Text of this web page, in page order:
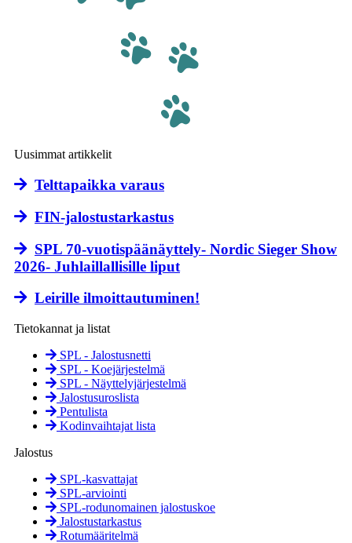
Uusimmat artikkelit
Telttapaikka varaus
FIN-jalostustarkastus
SPL 70-vuotispäänäyttely- Nordic Sieger Show
2026- Juhlaillallisille liput
Leirille ilmoittautuminen!
Tietokannat ja listat
SPL - Jalostusnetti
SPL - Koejärjestelmä
SPL - Näyttely­järjestelmä
Jalostusuroslista
Pentulista
Kodinvaihtajat lista
Jalostus
SPL-kasvattajat
SPL-arviointi
SPL-rodunomainen jalostuskoe
Jalostustarkastus
Rotumääritelmä